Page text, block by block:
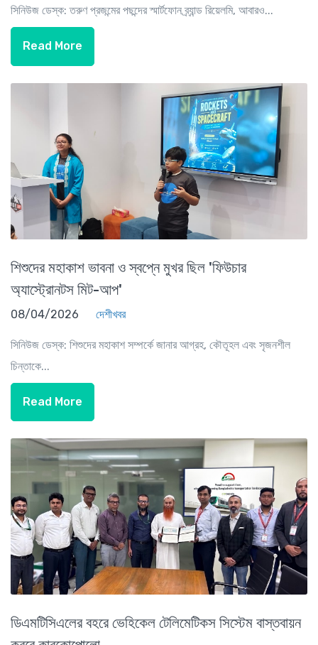
সিনিউজ ডেস্ক: তরুণ প্রজন্মের পছন্দের স্মার্টফোন ব্র্যান্ড রিয়েলমি, আবারও...
Read More
শিশুদের মহাকাশ ভাবনা ও স্বপ্নে মুখর ছিল 'ফিউচার
অ্যাস্ট্রোনটস মিট-আপ'
08/04/2026 দেশীখবর
সিনিউজ ডেস্ক: শিশুদের মহাকাশ সম্পর্কে জানার আগ্রহ, কৌতূহল এবং সৃজনশীল
চিন্তাকে...
Read More
ডিএমটিসিএলের বহরে ভেহিকেল টেলিমেটিকস সিস্টেম বাস্তবায়ন